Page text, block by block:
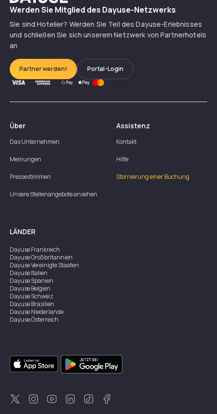
Werden Sie Mitglied des Dayuse-Netzwerks
Sie sind Hotelier? Werden Sie Teil des Dayuse-Erlebnisses
und schließen Sie sich unserem Netzwerk von Partnerhotels
an
Partner werden! Portal-Login
Über
Das Unternehmen
Meinungen
Pressestimmen
Unsere Stellenangebote ansehen
Assistenz
Kontakt
Hilfe
Stornierung einer Buchung
LÄNDER
DayuseFrankreich
DayuseGroßbritannien
DayuseVereinigte Staaten
DayuseItalien
DayuseSpanien
DayuseBelgien
DayuseSchweiz
DayuseBrasilien
DayuseNiederlande
DayuseÖsterreich
DayuseSingapur
DayuseZweden
DayuseThailand
DayuseNeuseeland
DayuseTürkei